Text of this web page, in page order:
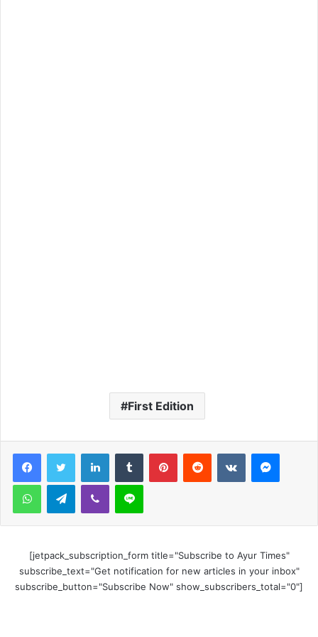
First Edition
LinkedInTumblr PinterestReddit VKontakte
WhatsAppTelegramViber Line
[jetpack_subscription_form title="Subscribe to Ayur Times"
subscribe_text="Get notification for new articles in your inbox"
subscribe_button="Subscribe Now" show_subscribers_total="0"]